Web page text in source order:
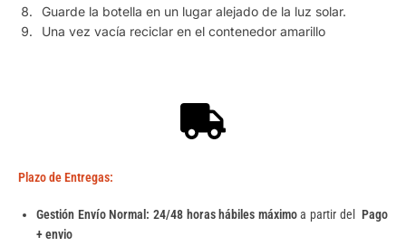
Guarde la botella en un lugar alejado de la luz solar.
Una vez vacía reciclar en el contenedor amarillo
Plazo de Entregas:
Gestión Envío Normal: 24/48horas hábiles máximoa partir del
Pago
+ envio